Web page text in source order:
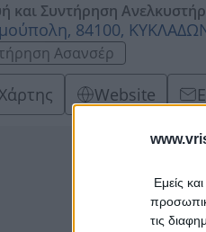
Εμείς
τις
και Συντήρηση
84100,
Ασανσέρ
Website